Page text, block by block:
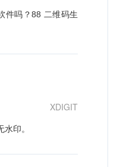
题；同时可以避免
击同行，在平台上
介绍，用户能以此
比筛选，同时可以
不仅可以帮助企业
价欢迎咨询
件吗？88 二维码生
XDIGIT
印。